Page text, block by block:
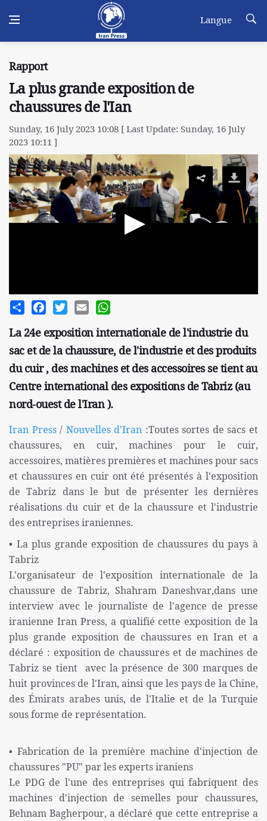
Langue
Rapport
La plus grande exposition de
chaussures de l'Ian
Sunday, 16 July 2023 10:08 [ Last Update: Sunday, 16 July
2023 10:11 ]
Share FacebookTwitterEmail
La 24e exposition internationale de l'industrie du
sac et de la chaussure, de l'industrie et des produits
du cuir , des machines et des accessoires se tient au
Centre international des expositions de Tabriz (au
nord-ouest de l'Iran ).
Iran Press/ Nouvelles d'Iran :Toutes sortes de sacs et
chaussures, en cuir, machines pour le cuir,
accessoires, matières premières et machines pour sacs
et chaussures en cuir ont été présentés à l'exposition
de Tabriz dans le but de présenter les dernières
réalisations du cuir et de la chaussure et l'industrie
des entreprises iraniennes.
• La plus grande exposition de chaussures du pays à
Tabriz
L'organisateur de l'exposition internationale de la
chaussure de Tabriz, Shahram Daneshvar,dans une
interview avec le journaliste de l'agence de presse
iranienne Iran Press, a qualifié cette exposition de la
plus grande exposition de chaussures en Iran et a
déclaré : exposition de chaussures et de machines de
Tabriz se tient avec la présence de 300 marques de
huit provinces de l'Iran, ainsi que les pays de la Chine,
des Émirats arabes unis, de l'Italie et de la Turquie
sous forme de représentation.
• Fabrication de la première machine d'injection de
chaussures "PU" par les experts iraniens
Le PDG de l'une des entreprises qui fabriquent des
machines d'injection de semelles pour chaussures,
Behnam Bagherpour, a déclaré que cette entreprise a